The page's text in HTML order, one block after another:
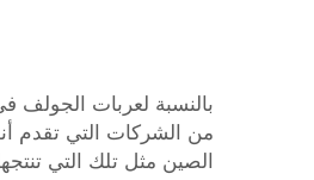
بالنسبة لعربات الجولف
من الشركات التي تقدم
الصين مثل تلك التي